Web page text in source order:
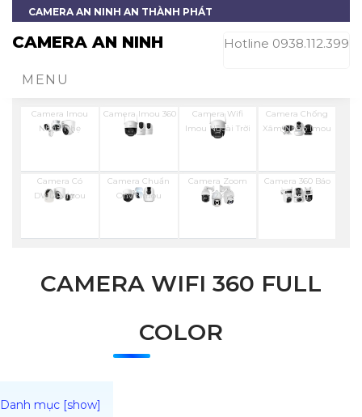
CAMERA AN NINH AN THÀNH PHÁT
CAMERA AN NINH Hotline 0938.112.399
MENU
Camera Imou
Nhụa Nhẹ
Camera Imou 360
Camera Wifi
Imou Ngoài Trời
Camera Chống
Xâm Nhập Imou
Camera Có
DWDR Imou
Camera Chuẩn
Onvif Imou
Camera Zoom
12X
Camera 360 Báo
Động
CAMERA WIFI 360 FULL
COLOR